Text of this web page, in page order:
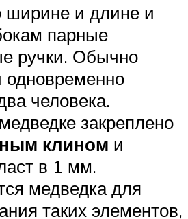
ширине и длине и
парные
ручки. Обычно
одновременно
человека.
закреплено
клином и
в 1 мм.
медведка для
таких элементов,